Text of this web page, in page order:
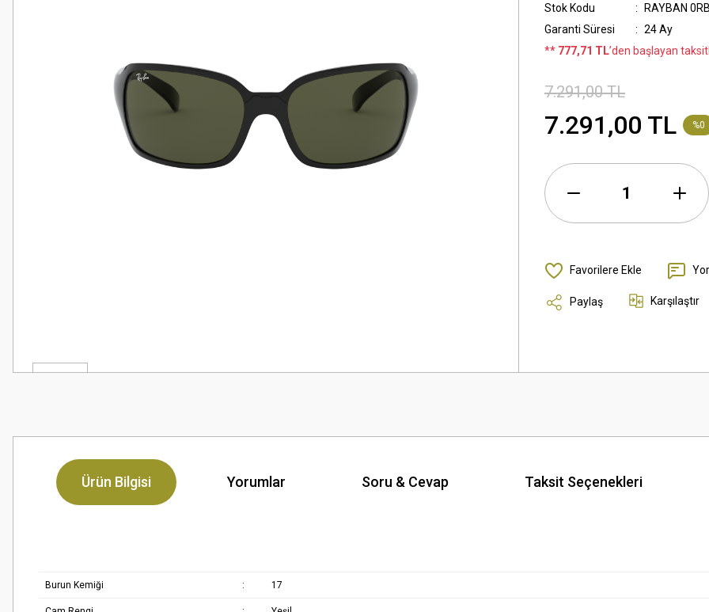
Stok Kodu
RAYBAN
Garanti Süresi
24 Ay
** 777,71 TL’den başlayan
7.291,00 TL
7.291,00 TL %0
Paylaş Karşılaştır
Ürün Bilgisi Yorumlar Soru & Cevap Taksit Seçenekleri
Burun Kemiği : 17